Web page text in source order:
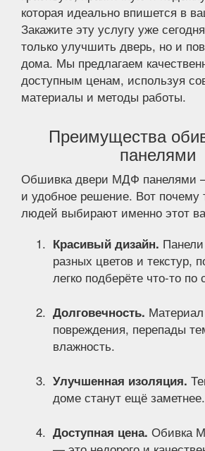
которая идеально впишется в
Закажите эту услугу уже
только улучшить дверь, но и
дома. Мы предлагаем
доступным ценам, используя
материалы и методы работы.
Преимущества
панелями
Обшивка двери МДФ панелями
и удобное решение. Вот почему
людей выбирают именно этот
Красивый дизайн.
разных цветов и текстур,
легко подберёте что-то по
Долговечность.
повреждения, перепады
влажность.
Улучшенная изоляция.
доме станут ещё заметнее.
Доступная цена. Обивка